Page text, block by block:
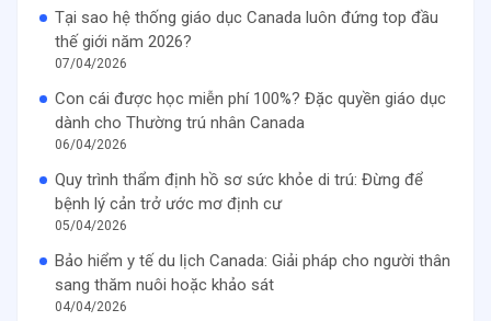
Tại sao hệ thống giáo dục Canada luôn đứng top đầu
thế giới năm 2026?
07/04/2026
Con cái được học miễn phí 100%? Đặc quyền giáo dục
dành cho Thường trú nhân Canada
06/04/2026
Quy trình thẩm định hồ sơ sức khỏe di trú: Đừng để
bệnh lý cản trở ước mơ định cư
05/04/2026
Bảo hiểm y tế du lịch Canada: Giải pháp cho người thân
sang thăm nuôi hoặc khảo sát
04/04/2026